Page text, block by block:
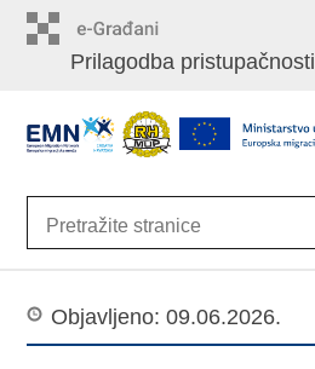
Prilagodba pristupačnosti
Objavljeno: 09.06.2026.